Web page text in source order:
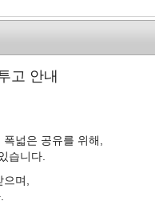
articles
고 안내
넓은 공유를 위해,
습니다.
며,